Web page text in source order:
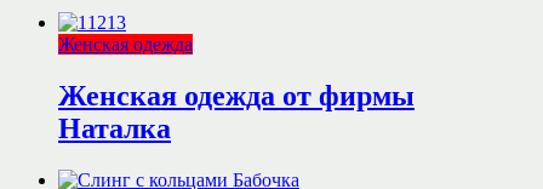
Женская одежда
Женская одежда от фирмы
Наталка